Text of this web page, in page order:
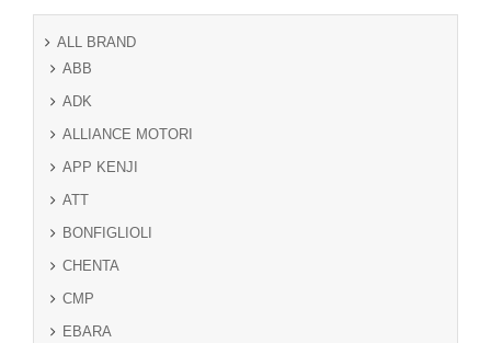
ALL BRAND
ABB
ADK
ALLIANCE MOTORI
APP KENJI
ATT
BONFIGLIOLI
CHENTA
CMP
EBARA